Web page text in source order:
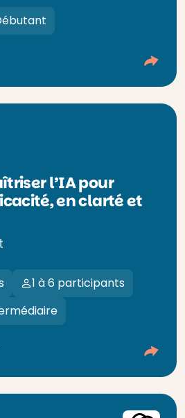
l’IA pour
en clarté et
1 à 6 participants